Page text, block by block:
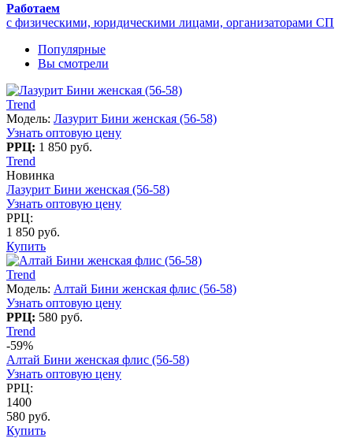
Работаем
с физическими, юридическими лицами, организаторами СП
Популярные
Вы смотрели
Trend
Модель: Лазурит Бини женская (56-58)
Узнать оптовую цену
РРЦ: 1 850 руб.
Trend
Новинка
Лазурит Бини женская (56-58)
Узнать оптовую цену
РРЦ:
1 850 руб.
Купить
Trend
Модель: Алтай Бини женская флис (56-58)
Узнать оптовую цену
РРЦ: 580 руб.
Trend
-59%
Алтай Бини женская флис (56-58)
Узнать оптовую цену
РРЦ:
1400
580 руб.
Купить